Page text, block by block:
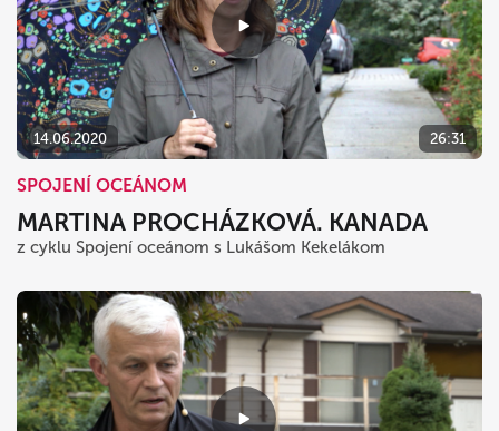
14.06.2020 26:31
SPOJENÍ OCEÁNOM
MARTINA PROCHÁZKOVÁ. KANADA
z cyklu Spojení oceánom s Lukášom Kekelákom